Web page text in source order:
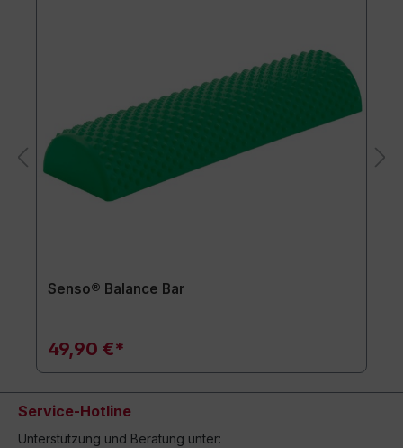
Senso® Balance Bar
49,90 €*
Service-Hotline
Unterstützung und Beratung unter: